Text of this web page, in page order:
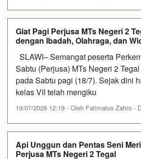
Giat Pagi Perjusa MTs Negeri 2
dengan Ibadah, Olahraga, dan
SLAWI– Semangat peserta
Sabtu (Perjusa) MTs Negeri 2
pada Sabtu pagi (18/7). Sejak dini
kelas VII telah mengiku
19/07/2026 12:19 - Oleh Fatimatus Zahro -
Api Unggun dan Pentas Seni
Perjusa MTs Negeri 2 Tegal